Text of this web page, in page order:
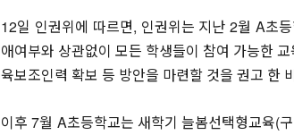
12일 인권위에 따르면, 인권위는 지난 2월 A초
애여부와 상관없이 모든 학생들이 참여 가능한
육보조인력 확보 등 방안을 마련할 것을 권고 한
이후 7월 A초등학교는 새학기 늘봄선택형교육(